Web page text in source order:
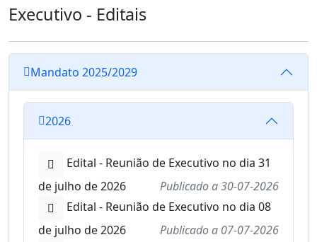
Executivo - Editais
Mandato 2025/2029
2026
Edital - Reunião de Executivo no dia 31
de julho de 2026
Publicado a30-07-2026
Edital - Reunião de Executivo no dia 08
de julho de 2026
Publicado a 07-07-2026